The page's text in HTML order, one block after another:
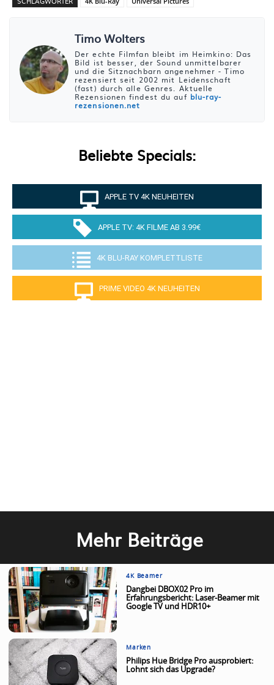
Timo Wolters
Der echte Filmfan bleibt im Heimkino: Das
Bild ist besser, der Sound unmittelbarer
und die Sitznachbarn angenehmer - Timo
rezensiert seit 2002 mit Leidenschaft
(fast) durch alle Genres. Aktuelle
Rezensionen findest du auf blu-ray-
rezensionen.net
Beliebte Specials:
APPLE TV 4K NEUHEITEN
APPLE TV: 4K FILME AB 3.99€
4K BLU-RAY KOMPLETTLISTE
PRIME VIDEO 4K NEUHEITEN
Mehr Beiträge
4K Beamer
Dangbei DBOX02 Pro im
Erfahrungsbericht: Laser-Beamer mit
Google TV und HDR10+
Marken
Philips Hue Bridge Pro ausprobiert:
Lohnt sich das Upgrade?